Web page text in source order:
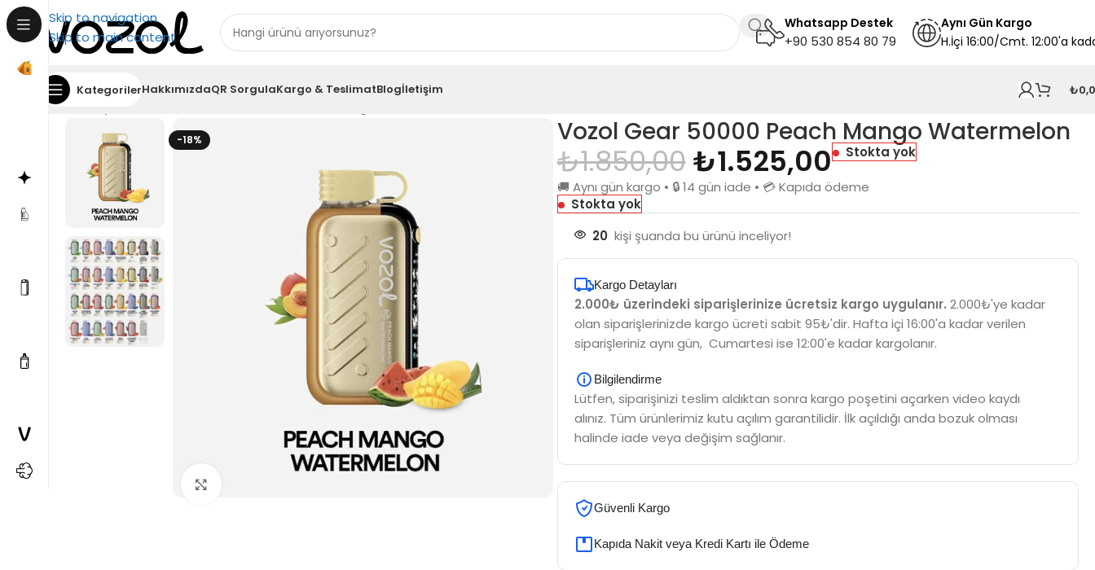
Skip to navigation
Skip to main content
Whatsapp Destek
+90 530 854 80 79
Aynı Gün Kargo
H.İçi 16:00/Cmt. 12:00'a
KategorilerHakkımızdaQR SorgulaKargo & TeslimatBlogİletişim ₺
Ana Sayfa
-18% Vozol Gear 50000 Peach Mango Watermelon
₺1.850,00₺1.525,00 Stokta yok
🚚 Aynı gün kargo • 🔒 14 gün iade • 💳 Kapıda ödeme
Stokta yok
20 kişi şuanda bu ürünü inceliyor!
Kargo Detayları
2.000₺ üzerindeki siparişlerinize ücretsiz kargo uygulanır. 2.000₺'ye kadar
olan siparişlerinizde kargo ücreti sabit 95₺'dir. Hafta içi 16:00'a kadar verilen
siparişleriniz aynı gün, Cumartesi ise 12:00'e kadar kargolanır.
Bilgilendirme
Lütfen, siparişinizi teslim aldıktan sonra kargo poşetini açarken video kaydı
alınız. Tüm ürünlerimiz kutu açılım garantilidir. İlk açıldığı anda bozuk olması
halinde iade veya değişim sağlanır.
Güvenli Kargo
Kapıda Nakit veya Kredi Kartı ile Ödeme